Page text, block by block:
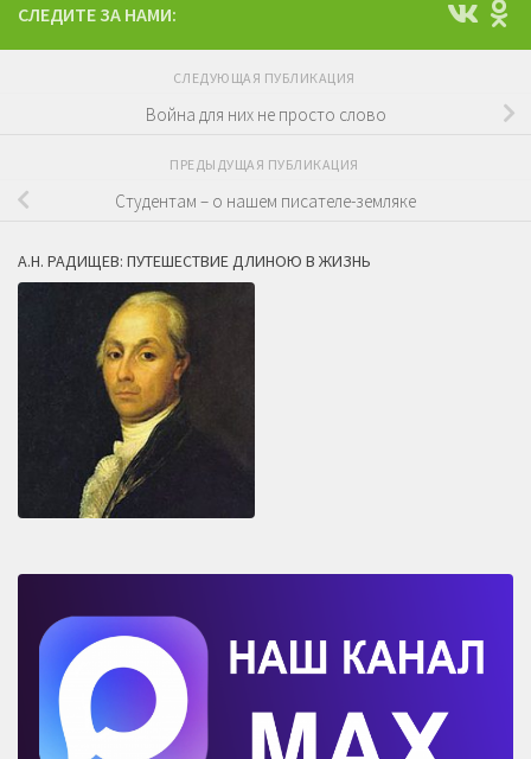
СЛЕДИТЕ ЗА НАМИ:
СЛЕДУЮЩАЯ ПУБЛИКАЦИЯ
Война для них не просто слово
ПРЕДЫДУЩАЯ ПУБЛИКАЦИЯ
Студентам – о нашем писателе-земляке
А.Н. РАДИЩЕВ: ПУТЕШЕСТВИЕ ДЛИНОЮ В ЖИЗНЬ